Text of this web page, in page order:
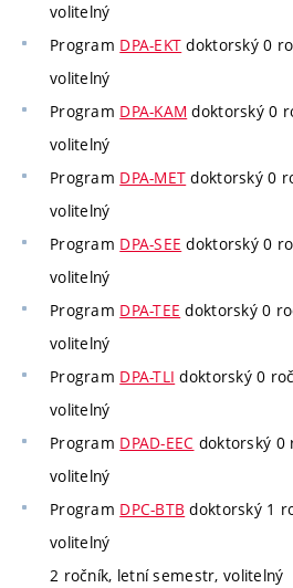
volitelný
Program DPA-EKT doktorský 0
volitelný
Program DPA-KAM doktorský 0
volitelný
Program DPA-MET doktorský 0
volitelný
Program DPA-SEE doktorský 0
volitelný
Program DPA-TEE doktorský 0
volitelný
Program DPA-TLI doktorský 0
volitelný
Program DPAD-EEC doktorský 0
volitelný
Program DPC-BTB doktorský 1
volitelný
2 ročník, letní semestr, volitelný